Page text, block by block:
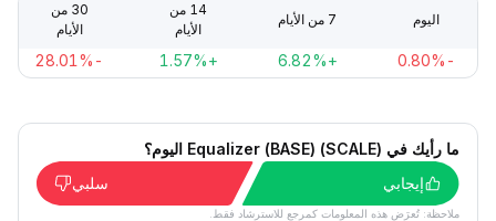
اليوم 7 من الأيام
14 من
الأيام
30 من
الأيام
-0.80%
+6.82%
+1.57%
-28.01%
ما رأيك في Equalizer (BASE) (SCALE) اليوم؟
إيجابي
سلبي
ملاحظة: تُعرَض هذه المعلومات كمرجع للاسترشاد فقط.